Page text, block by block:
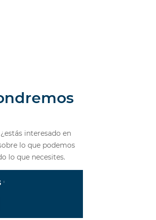
interesado en
lo que podemos
lo que necesites.